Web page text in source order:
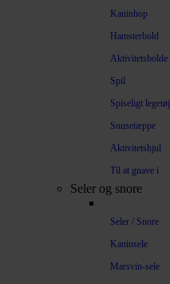
Kaninhop
Hamsterbold
Aktivitetsbolde
Spil
Spiseligt legetøj
Snusetæppe
Aktivitetshjul
Til at gnave i
Seler og snore
Seler / Snore
Kaninsele
Marsvin-sele